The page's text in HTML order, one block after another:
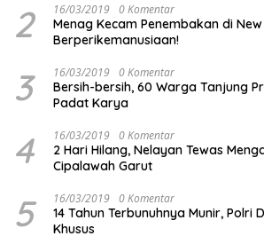
2 16/03/2019 0 Komentar
Menag Kecam Penembakan di
Berperikemanusiaan!
3 16/03/2019 0 Komentar
Bersih-bersih, 60 Warga Tanjung
Padat Karya
4 16/03/2019 0 Komentar
2 Hari Hilang, Nelayan Tewas
Cipalawah Garut
5 16/03/2019 0 Komentar
14 Tahun Terbunuhnya Munir, Polri
Khusus